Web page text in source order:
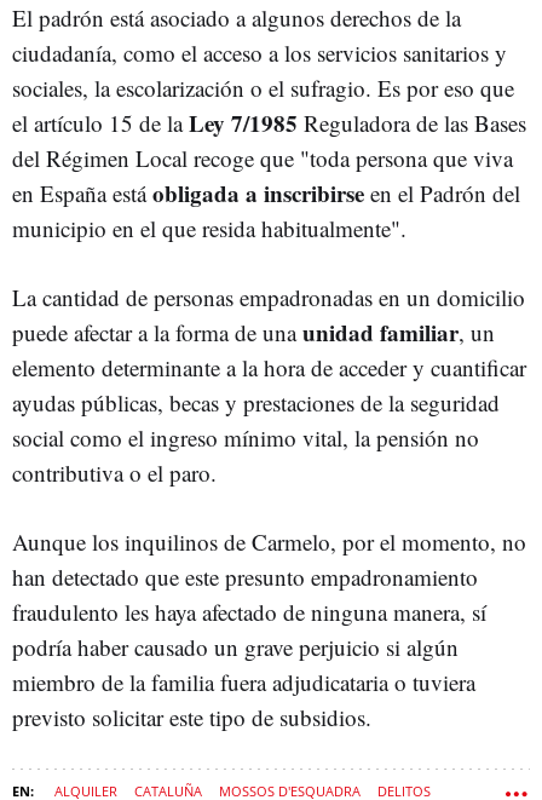
El padrón está asociado a algunos derechos de la
ciudadanía, como el acceso a los servicios sanitarios y
sociales, la escolarización o el sufragio. Es por eso que
el artículo 15 de laLey 7/1985 Reguladora de las Bases
del Régimen Local recoge que "toda persona que viva
en España estáobligada a inscribirse en el Padrón del
municipio en el que resida habitualmente".
La cantidad de personas empadronadas en un domicilio
puede afectar a la forma de unaunidad familiar, un
elemento determinante a la hora de acceder y cuantificar
ayudas públicas, becas y prestaciones de la seguridad
social como el ingreso mínimo vital, la pensión no
contributiva o el paro.
Aunque los inquilinos de Carmelo, por el momento, no
han detectado que este presunto empadronamiento
fraudulento les haya afectado de ninguna manera, sí
podría haber causado un grave perjuicio si algún
miembro de la familia fuera adjudicataria o tuviera
previsto solicitar este tipo de subsidios.
ALQUILER CATALUÑA MOSSOS D'ESQUADRA DELITOS